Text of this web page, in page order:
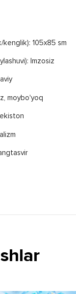
kenglik): 105x85 sm
Imzosiz
moybo'yoq